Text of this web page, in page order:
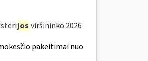
jos viršininko 2026
pakeitimai nuo